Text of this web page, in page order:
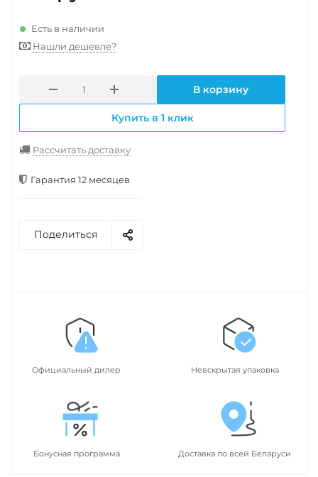
Есть в наличии
Нашли дешевле?
В корзину
Купить в 1 клик
Рассчитать доставку
Гарантия 12 месяцев
Поделиться
Официальный дилер Невскрытая упаковка
Бонусная программа Доставка по всей Беларуси